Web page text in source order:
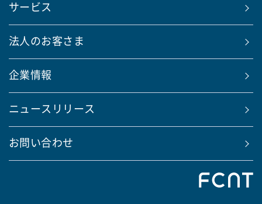
サービス
法人のお客さま
企業情報
ニュースリリース
お問い合わせ